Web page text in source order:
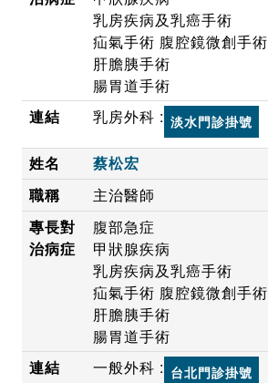
乳房疾病及乳癌手術
疝氣手術 腹腔鏡微創手術
肝膽胰手術
腸胃道手術
乳房外科 : 淡水門診掛號
蔡松宏
主治醫師
腹部急症
甲狀腺疾病
乳房疾病及乳癌手術
疝氣手術 腹腔鏡微創手術
肝膽胰手術
腸胃道手術
一般外科 : 台北門診掛號